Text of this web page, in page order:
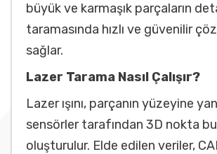
büyük ve karmaşık parçaların
taramasında hızlı ve güvenilir
sağlar.
Lazer Tarama Nasıl Çalışır?
Lazer ışını, parçanın yüzeyine
sensörler tarafından 3D nokta
oluşturulur. Elde edilen veriler,